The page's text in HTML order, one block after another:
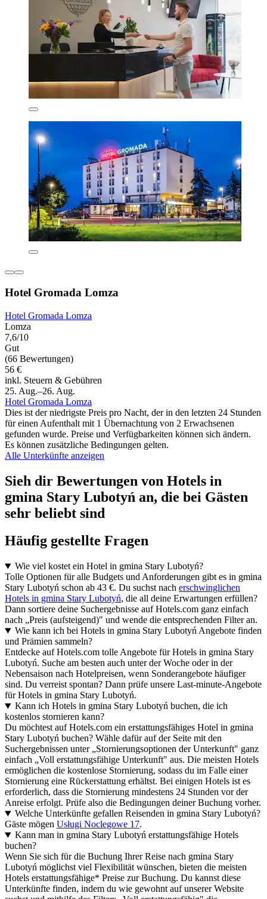
Hotel Gromada Lomza
Hotel Gromada Lomza
Lomza
7,6/10
Gut
(66 Bewertungen)
56 €
inkl. Steuern & Gebühren
25. Aug.–26. Aug.
Hotel Gromada Lomza
Dies ist der niedrigste Preis pro Nacht, der in den letzten 24 Stunden
für einen Aufenthalt mit 1 Übernachtung von 2 Erwachsenen
gefunden wurde. Preise und Verfügbarkeiten können sich ändern.
Es können zusätzliche Bedingungen gelten.
Alle Unterkünfte anzeigen
Sieh dir Bewertungen von Hotels in
gmina Stary Lubotyń an, die bei Gästen
sehr beliebt sind
Häufig gestellte Fragen
Wie viel kostet ein Hotel in gmina Stary Lubotyń?
Tolle Optionen für alle Budgets und Anforderungen gibt es in gmina
Stary Lubotyń schon ab 43 €. Du suchst nach erschwinglichen
Hotels in gmina Stary Lubotyń, die all deine Erwartungen erfüllen?
Dann sortiere deine Suchergebnisse auf Hotels.com ganz einfach
nach „Preis (aufsteigend)" und wende die entsprechenden Filter an.
Wie kann ich bei Hotels in gmina Stary Lubotyń Angebote finden
und Prämien sammeln?
Entdecke auf Hotels.com tolle Angebote für Hotels in gmina Stary
Lubotyń. Suche am besten auch unter der Woche oder in der
Nebensaison nach Hotelpreisen, wenn Sonderangebote häufiger
sind. Du verreist spontan? Dann prüfe unsere Last-minute-Angebote
für Hotels in gmina Stary Lubotyń.
Kann ich Hotels in gmina Stary Lubotyń buchen, die ich
kostenlos stornieren kann?
Du möchtest auf Hotels.com ein erstattungsfähiges Hotel in gmina
Stary Lubotyń buchen? Wähle dafür auf der Seite mit den
Suchergebnissen unter „Stornierungsoptionen der Unterkunft" ganz
einfach „Voll erstattungsfähige Unterkunft" aus. Die meisten Hotels
ermöglichen die kostenlose Stornierung, sodass du im Falle einer
Stornierung eine Rückerstattung erhältst. Bei einigen Hotels ist es
erforderlich, dass die Stornierung mindestens 24 Stunden vor der
Anreise erfolgt. Prüfe also die Bedingungen deiner Buchung vorher.
Welche Unterkünfte gefallen Reisenden in gmina Stary Lubotyń?
Gäste mögen Usługi Noclegowe 17.
Kann man in gmina Stary Lubotyń erstattungsfähige Hotels
buchen?
Wenn Sie sich für die Buchung Ihrer Reise nach gmina Stary
Lubotyń möglichst viel Flexibilität wünschen, bieten die meisten
Hotels erstattungsfähige* Preise zur Buchung. Du kannst diese
Unterkünfte finden, indem du wie gewohnt auf unserer Website